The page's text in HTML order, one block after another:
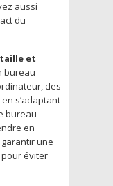
aussi
du
et
bureau
des
s’adaptant
bureau
en
une
éviter